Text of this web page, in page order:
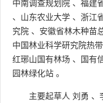
中南调查规划院 、 福建
、 山东农业大学 、 浙江
究院 、 安徽省林木种苗
中国林业科学研究院热
红琊山国有林场 、 国有
园林绿化站 。
主要起草人 刘勇 、